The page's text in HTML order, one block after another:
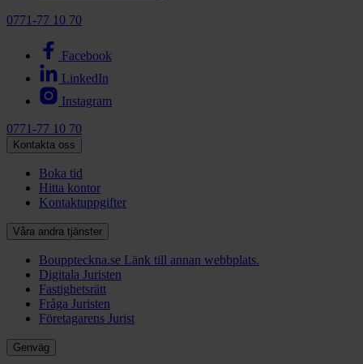
0771-77 10 70
Facebook
LinkedIn
Instagram
0771-77 10 70
Kontakta oss
Boka tid
Hitta kontor
Kontaktuppgifter
Våra andra tjänster
Bouppteckna.se Länk till annan webbplats.
Digitala Juristen
Fastighetsrätt
Fråga Juristen
Företagarens Jurist
Genväg